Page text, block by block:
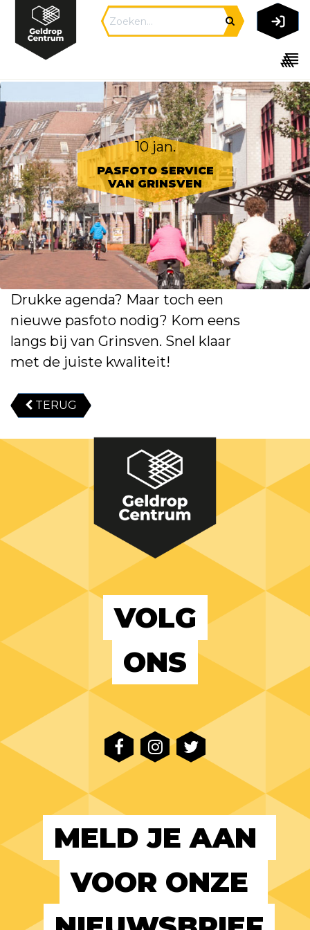
10 jan.
PASFOTO SERVICE
VAN GRINSVEN
Drukke agenda? Maar toch een
nieuwe pasfoto nodig? Kom eens
langs bij van Grinsven. Snel klaar
met de juiste kwaliteit!
TERUG
VOLG
ONS
MELD JE AAN
VOOR ONZE